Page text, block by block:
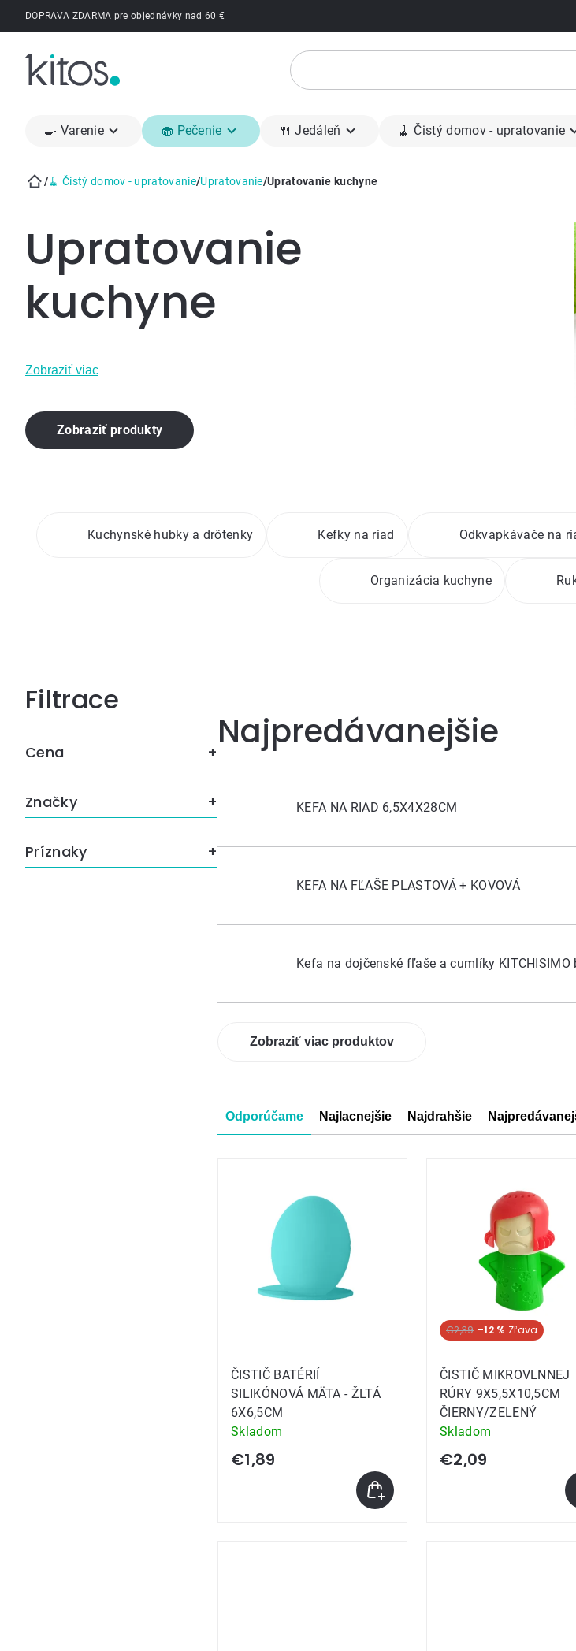
PrejsťDOPRAVA ZDARMA pre objednávky nad 60 €
🍳 Varenie 🧁 Pečenie 🍴 Jedáleň 🧹 Čistý domov - upratovanie
/🧹 Čistý domov - upratovanie/Upratovanie/Upratovanie kuchyne
Upratovanie
kuchyne
Zobraziť viac
Zobraziť produkty
Kuchynské hubky a drôtenky Kefky na riad Odkvapkávače na
Organizácia kuchyne
Bočný
panel
Cena
Príznaky
Značky
Najpredávanejšie
KEFA NA RIAD 6,5X4X28CM
KEFA NA FĽAŠE PLASTOVÁ + KOVOVÁ
Kefa na dojčenské fľaše a cumlíky KITCHISIMO
Zobraziť viac produktov
Radenie
Odporúčame Najlacnejšie Najdrahšie
produktov
ČISTIČ BATÉRIÍ
SILIKÓNOVÁ MÄTA - ŽLTÁ
6X6,5CM
Skladom
€1,89
€2,39 –12 %
ČISTIČ MIKROVLNNEJ
RÚRY 9X5,5X10,5CM
ČIERNY/ZELENÝ
Skladom
€2,09